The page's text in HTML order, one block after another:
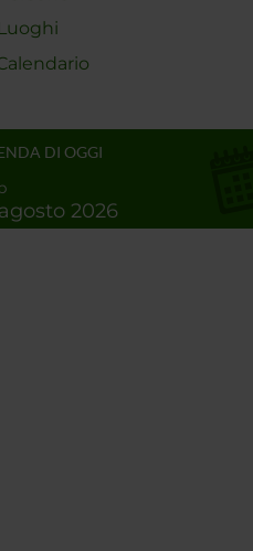
Luoghi
DI OGGI
2026